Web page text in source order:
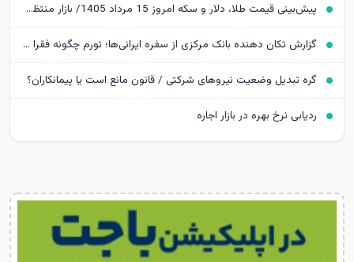
پیش‌بینی قیمت طلا، دلار و سکه امروز 15 مرداد 1405/ بازار منتظر مذاکرات تنگه هرمز
گزارش تکان‌ دهنده بانک مرکزی از سفره ایرانی‌ها؛ تورم چگونه فقرا را فقیرتر کرد؟
گره تبدیل وضعیت نیروهای شرکتی / قانون مانع است یا پیمانکاران؟
ردیابی نرخ بهره در بازار اجاره